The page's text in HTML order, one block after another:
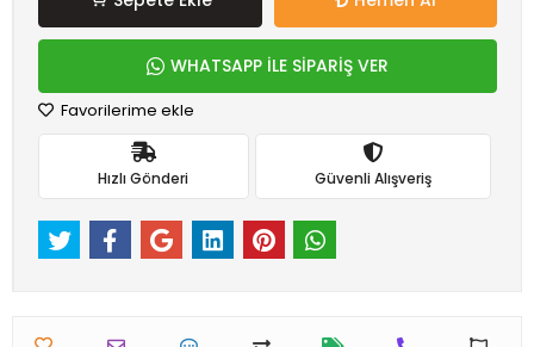
WHATSAPP İLE SİPARİŞ VER
Favorilerime ekle
Hızlı Gönderi Güvenli Alışveriş